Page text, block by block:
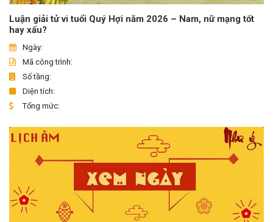
Luận giải tử vi tuổi Quý Hợi năm 2026 – Nam, nữ mạng tốt
hay xấu?
Ngày:
Mã công trình:
Số tầng:
Diện tích:
Tổng mức: